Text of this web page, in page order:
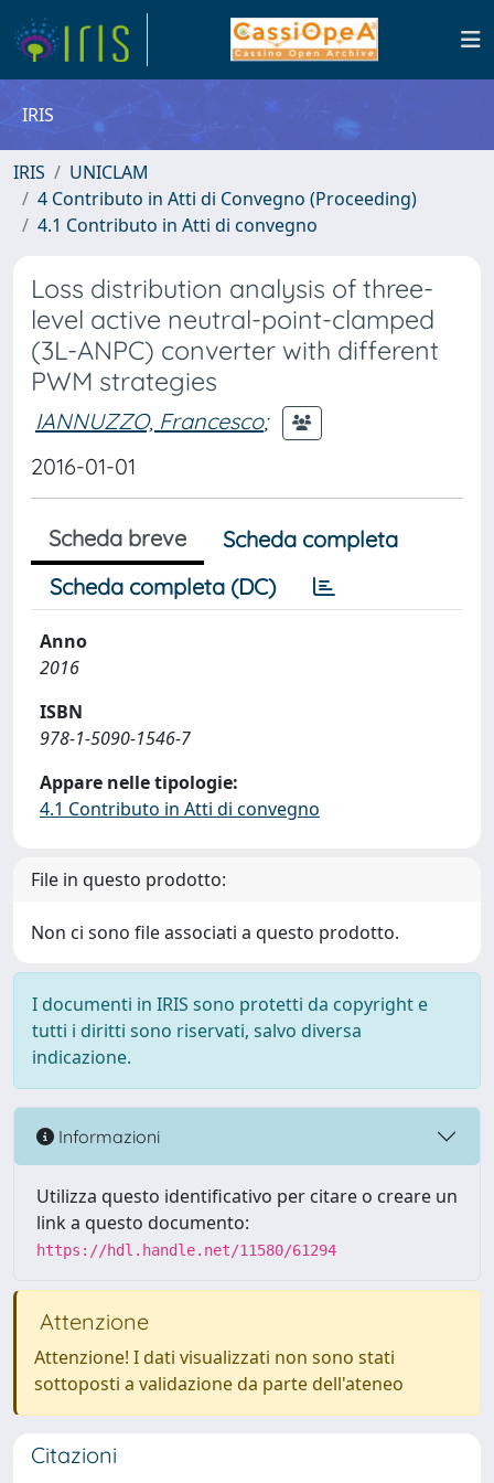
IRIS
IRIS
UNICLAM
4 Contributo in Atti di Convegno (Proceeding)
4.1 Contributo in Atti di convegno
Loss distribution analysis of three-
level active neutral-point-clamped
(3L-ANPC) converter with different
PWM strategies
IANNUZZO, Francesco;
2016-01-01
Scheda breve
Scheda completa
Scheda completa (DC)
Anno
2016
ISBN
978-1-5090-1546-7
Appare nelle tipologie:
4.1 Contributo in Atti di convegno
File in questo prodotto:
Non ci sono file associati a questo prodotto.
I documenti in IRIS sono protetti da copyright e
tutti i diritti sono riservati, salvo diversa
indicazione.
Informazioni
Utilizza questo identificativo per citare o creare un
link a questo documento:
https://hdl.handle.net/11580/61294
Attenzione
Attenzione! I dati visualizzati non sono stati
sottoposti a validazione da parte dell'ateneo
Citazioni